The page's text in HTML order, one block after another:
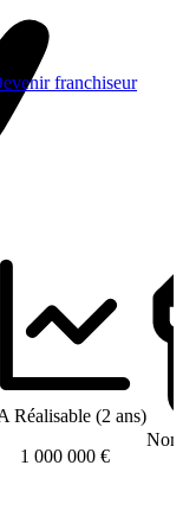
franchiseur
Réalisable (2 ans)
1 000 000 €